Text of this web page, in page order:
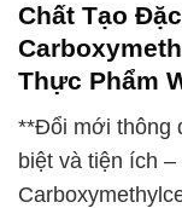
Chất Tạo
Thực Phẩm
**Đổi mới thông
biệt và tiện ích